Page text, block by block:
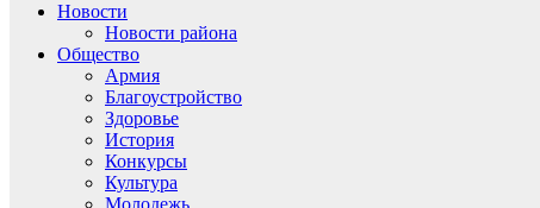
Новости
Новости района
Общество
Армия
Благоустройство
Здоровье
История
Конкурсы
Культура
Молодежь